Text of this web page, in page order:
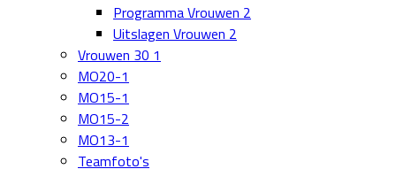
Programma Vrouwen 2
Uitslagen Vrouwen 2
Vrouwen 30 1
MO20-1
MO15-1
MO15-2
MO13-1
Teamfoto's